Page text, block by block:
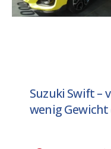
Suzuki Swift –
wenig Gewicht